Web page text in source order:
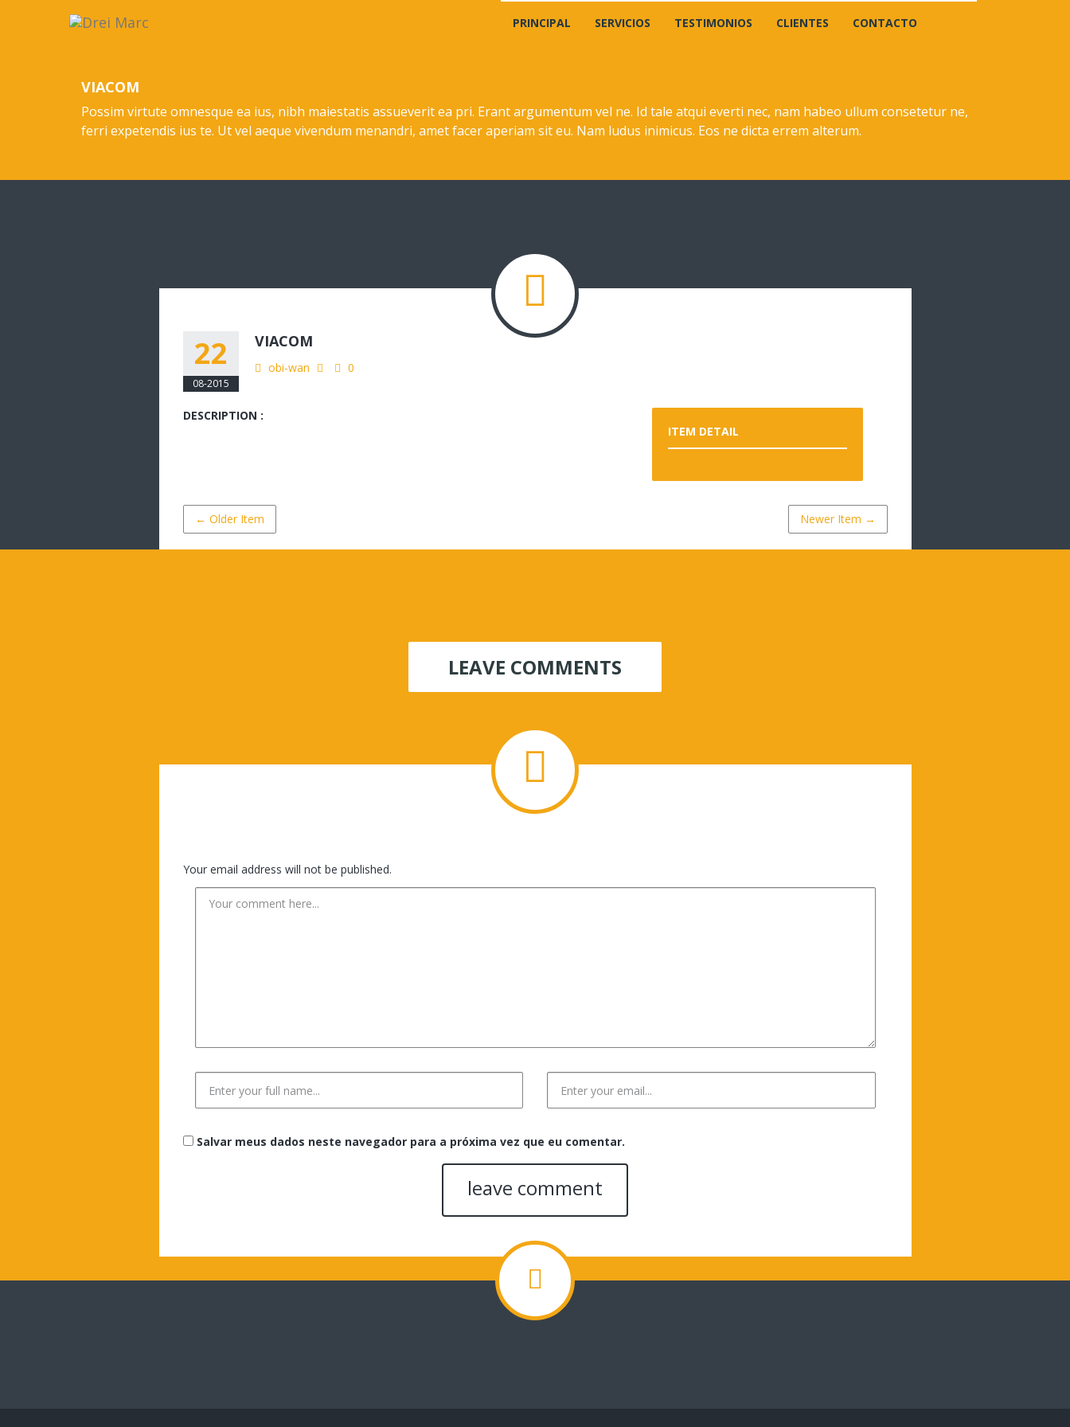
PRINCIPAL SERVICIOS TESTIMONIOS CLIENTES CONTACTO
VIACOM
Possim virtute omnesque ea ius, nibh maiestatis assueverit ea pri. Erant argumentum vel ne. Id tale atqui everti nec, nam habeo ullum consetetur ne,
ferri expetendis ius te. Ut vel aeque vivendum menandri, amet facer aperiam sit eu. Nam ludus inimicus. Eos ne dicta errem alterum.
22
08-2015
VIACOM
obi-wan 0
DESCRIPTION :
ITEM DETAIL
← Older Item Newer Item →
LEAVE COMMENTS
Your email address will not be published.
Salvar meus dados neste navegador para a próxima vez que eu comentar.